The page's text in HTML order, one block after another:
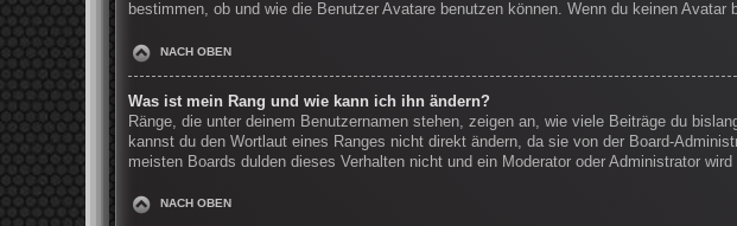
bestimmen, ob und wie die Benutzer Avatare benutzen können. Wenn du keinen
NACH OBEN
Was ist mein Rang und wie kann ich ihn ändern?
Ränge, die unter deinem Benutzernamen stehen, zeigen an, wie viele Beiträge du
kannst du den Wortlaut eines Ranges nicht direkt ändern, da sie von der Board-
meisten Boards dulden dieses Verhalten nicht und ein Moderator oder Administrator
NACH OBEN